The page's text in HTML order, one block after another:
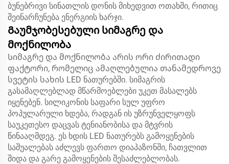
ბუნებრივი სინათლის დონის მიხედვით ოთახში, რითიც
შეინარჩუნება ენერგიის ხარჯი.
Გაუმჯობესებული სიმაგრე და
მოქნილობა
Სიმაგრე და მოქნილობა არის ორი ძირითადი
ფაქტორი, რომელიც ამაღლებულია თანამედროვე
სვეტის სახის LED ნათურებში. სიმაგრის
გასამაღლებლად მწარმოებლები უკეთ მასალებს
იყენებენ. სილიკონის საფარი სულ უფრო
პოპულარული ხდება, რადგან ის უზრუნველყოფს
საუკეთესო დაცვას ტენიანობისა და მტვრის
წინააღმდეგ. ეს ხდის LED ნათურებს გამოყენების
საშუალებას აძლევს ფართო დიაპაზონში, ჩათვლით
შიდა და გარე გამოყენების შესაძლებლობას.